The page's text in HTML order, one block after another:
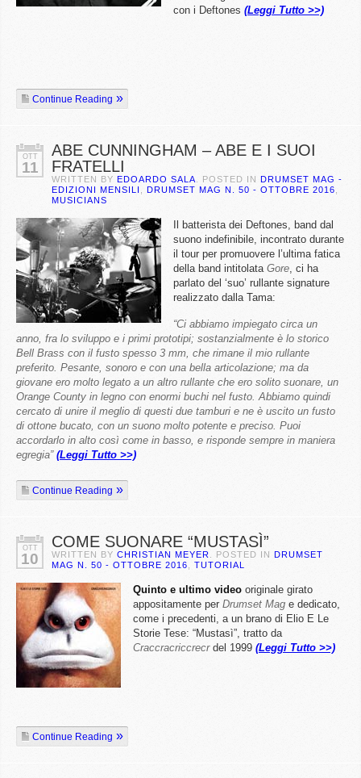
con i Deftones (Leggi Tutto >>)
Continue Reading
OTT
11
ABE CUNNINGHAM – ABE E I SUOI
FRATELLI
WRITTEN BY EDOARDO SALA . POSTED IN DRUMSET MAG -
EDIZIONI MENSILI
DRUMSET MAG N. 50 - OTTOBRE 2016
MUSICIANS
Il batterista dei Deftones, band dal
suono indefinibile, incontrato durante
il tour per promuovere l’ultima fatica
della band intitolata Gore, ci ha
parlato del ‘suo’ rullante signature
realizzato dalla Tama:
“Ci abbiamo impiegato circa un
anno, fra lo sviluppo e i primi prototipi; sostanzialmente è lo storico
Bell Brass con il fusto spesso 3 mm, che rimane il mio rullante
preferito. Pesante, sonoro e con una bella articolazione; ma da
giovane ero molto legato a un altro rullante che ero solito suonare, un
Orange County in legno con enormi buchi nel fusto. Abbiamo quindi
cercato di unire il meglio di questi due tamburi e ne è uscito un fusto
di ottone bucato, con un suono molto potente e preciso. Puoi
accordarlo in alto così come in basso, e risponde sempre in maniera
egregia” (Leggi Tutto >>)
Continue Reading
OTT
10
COME SUONARE “MUSTASÌ”
WRITTEN BY CHRISTIAN MEYER . POSTED IN DRUMSET
MAG N. 50 - OTTOBRE 2016
TUTORIAL
Quinto e ultimo video originale girato
appositamente per Drumset Mag e dedicato,
come i precedenti, a un brano di Elio E Le
Storie Tese: “Mustasì”, tratto da
Craccracriccrecrdel 1999 (Leggi Tutto >>)
Continue Reading